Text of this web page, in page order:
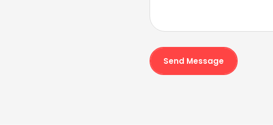
Send Message